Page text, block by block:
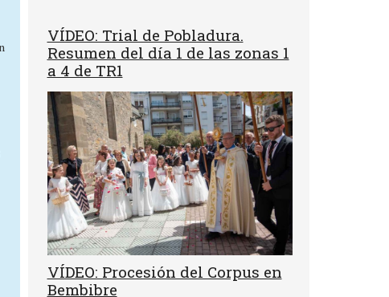
VÍDEO: Trial de Pobladura.
Resumen del día 1 de las zonas 1
a 4 de TR1
VÍDEO: Procesión del Corpus en
Bembibre